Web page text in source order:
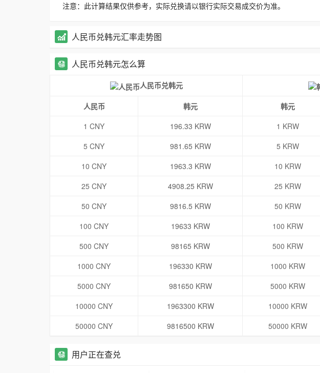
注意：此计算结果仅供参考，实际兑换请以银行实际交易成交价为准。
人民币兑韩元汇率走势图
人民币兑韩元怎么算
人民币兑韩元
人民币 韩元 韩元
1 CNY
196.33 KRW 1 KRW
5 CNY
981.65 KRW 5 KRW
10 CNY
1963.3 KRW 10 KRW
25 CNY
4908.25 KRW 25 KRW
50 CNY
9816.5 KRW 50 KRW
100 CNY
19633 KRW 100 KRW
500 CNY
98165 KRW 500 KRW
1000 CNY
196330 KRW 1000 KRW
5000 CNY
981650 KRW 5000 KRW
10000 CNY
1963300 KRW 10000 KRW
50000 CNY
9816500 KRW 50000 KRW
用户正在查兑